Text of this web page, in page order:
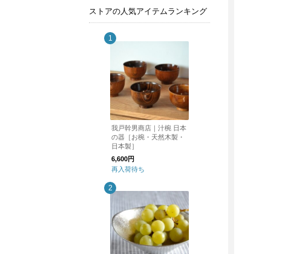
ストアの人気アイテムランキング
我戸幹男商店｜汁椀 日本
の器［お椀・天然木製・
日本製］
6,600円
再入荷待ち